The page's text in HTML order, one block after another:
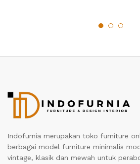
Indofurnia merupakan toko furniture
berbagai model furniture minimalis
vintage, klasik dan mewah untuk